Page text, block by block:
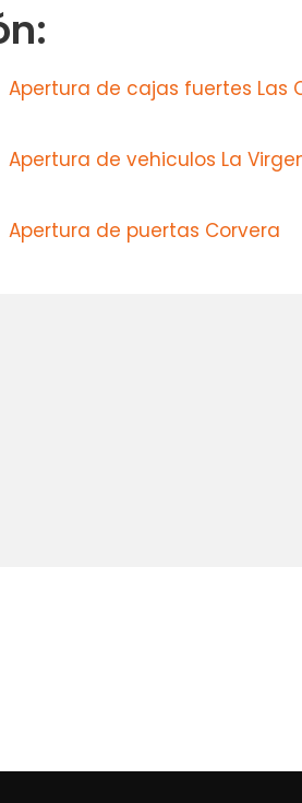
Apertura de cajas fuertes Las
Apertura de vehiculos La
Apertura de puertas Corvera